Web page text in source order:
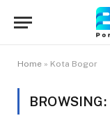
Home » Kota Bogor
BROWSING: